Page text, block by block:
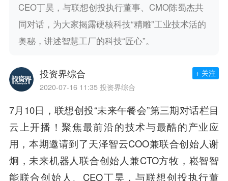
CEO丁昊，与联想创投执行董事、CMO陈蜀杰共
同对话，为大家揭露硬核科技“精雕”工业技术活的
奥秘，讲述智慧工厂的科技“匠心”。
投资界综合
2020-07-16 11:35 投资界综合
+ 关注
7月10日， 联想创投“未来午餐会”第三期对话栏目
云上开播！聚焦最前沿的技术与最酷的产业应
用，本期邀请到了天泽智云COO兼联合创始人谢
炯，未来机器人联合创始人兼CTO方牧，崧智智
能联合创始人、CEO丁昊，与联想创投执行董